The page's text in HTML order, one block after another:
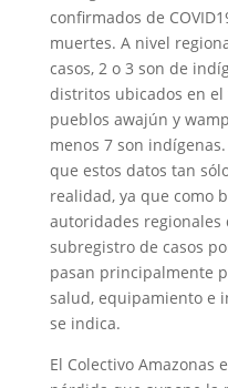
confirmados de
muertes. A nivel
casos, 2 o 3 son de
distritos ubicados en
pueblos awajún y
menos 7 son
que estos datos tan
realidad, ya que como
autoridades regionales
subregistro de casos
pasan principalmente
salud, equipamiento e
se indica.
El Colectivo